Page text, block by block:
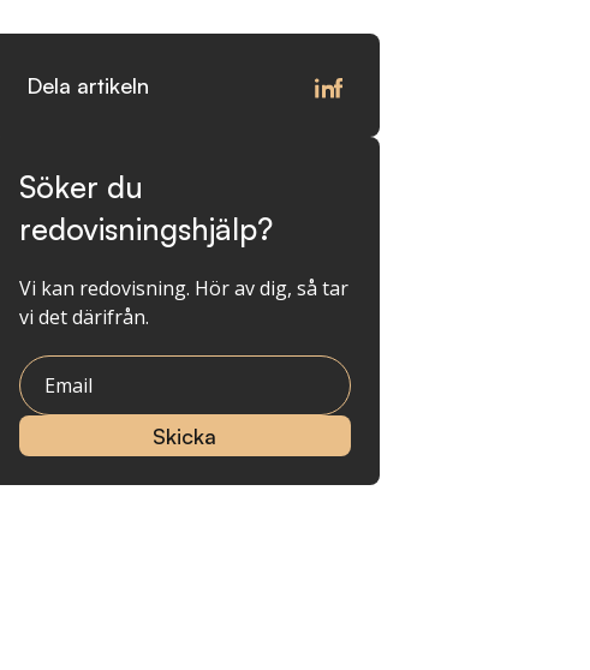
Dela artikeln
Söker du
redovisningshjälp?
Vi kan redovisning. Hör av dig, så tar
vi det därifrån.